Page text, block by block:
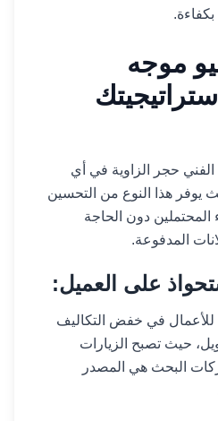
موجه
الفني حجر الزاوية في أي
يوفر هذا النوع من التحسين
المحتملين دون الحاجة
المدفوعة.
على العميل:
في خفض التكاليف
حيث تصبح الزيارات
البحث هي المصدر